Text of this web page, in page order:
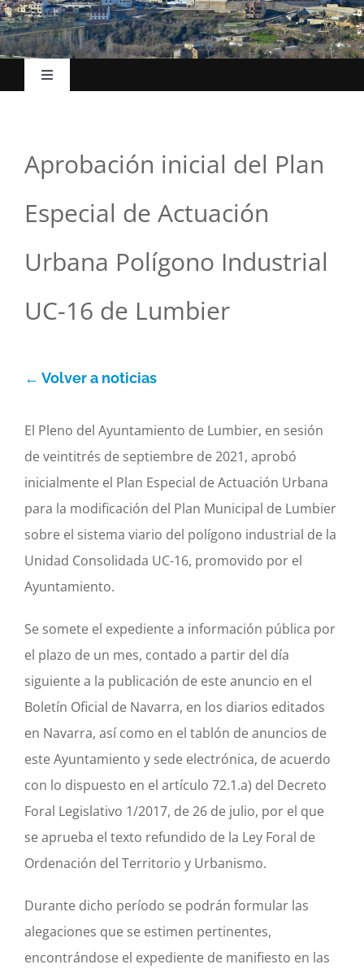
Toggle
Udalak
Kokapena
Orain
Argazkiak
Idatziguzu
Aprobación inicial del Plan
Especial de Actuación
Urbana Polígono Industrial
UC-16 de Lumbier
← Volver a noticias
El Pleno del Ayuntamiento de Lumbier, en sesión
de veintitrés de septiembre de 2021, aprobó
inicialmente el Plan Especial de Actuación Urbana
para la modificación del Plan Municipal de Lumbier
sobre el sistema viario del polígono industrial de la
Unidad Consolidada UC-16, promovido por el
Ayuntamiento.
Se somete el expediente a información pública por
el plazo de un mes, contado a partir del día
siguiente a la publicación de este anuncio en el
Boletín Oficial de Navarra, en los diarios editados
en Navarra, así como en el tablón de anuncios de
este Ayuntamiento y sede electrónica, de acuerdo
con lo dispuesto en el artículo 72.1.a) del Decreto
Foral Legislativo 1/2017, de 26 de julio, por el que
se aprueba el texto refundido de la Ley Foral de
Ordenación del Territorio y Urbanismo.
Durante dicho período se podrán formular las
alegaciones que se estimen pertinentes,
encontrándose el expediente de manifiesto en las